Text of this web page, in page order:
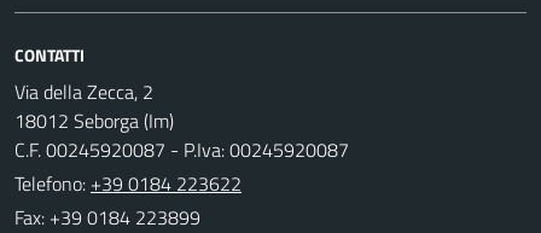
CONTATTI
Via della Zecca, 2
18012 Seborga (Im)
C.F. 00245920087 - P.Iva: 00245920087
Telefono: +39 0184 223622
Fax: +39 0184 223899